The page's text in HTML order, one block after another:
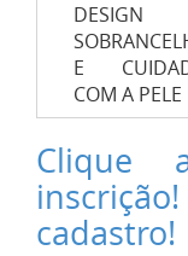
DESIGN
E
COM A PELE
Clique
cadastro!